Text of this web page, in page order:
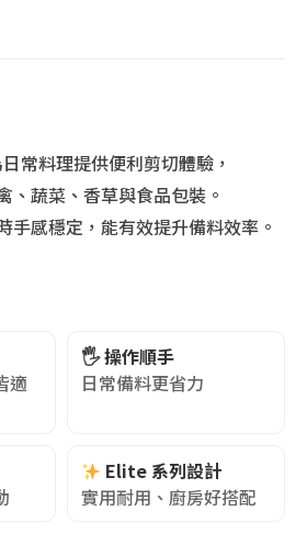
常料理提供便利剪切體驗，
、蔬菜、香草與食品包裝。
手感穩定，能有效提升備料效率。
適
🖐️ 操作順手
日常備料更省力
Elite 系列設計
實用耐用、廚房好搭配